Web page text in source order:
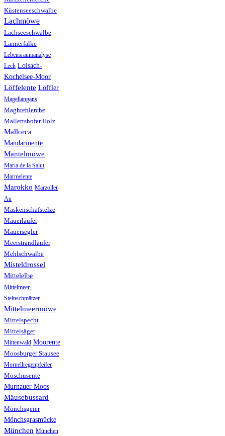
Küstenseeschwalbe
Lachmöwe
Lachseeschwalbe
Lannerfalke
Lebensraumanalyse
Lech Loisach-
Kochelsee-Moor
Löffelente Löffler
Magellangans
Maghreblerche
Mallertshofer Holz
Mallorca
Mandarinente
Mantelmöwe
Maria de la Salut
Marmelente
Marokko Marzoller
Au
Maskenschafstelze
Mauerläufer
Mauersegler
Meerstrandläufer
Mehlschwalbe
Misteldrossel
Mittelelbe
Mittelmeer-
Steinschmätzer
Mittelmeermöwe
Mittelspecht
Mittelsäger
Mittenwald Moorente
Moosburger Stausee
Mornellregenpfeifer
Moschusente
Murnauer Moos
Mäusebussard
Mönchsgeier
Mönchsgrasmücke
München München